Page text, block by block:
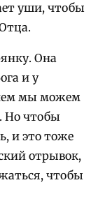
уши, чтобы
Она
и у
мы можем
Но чтобы
и это тоже
отрывок,
чтобы